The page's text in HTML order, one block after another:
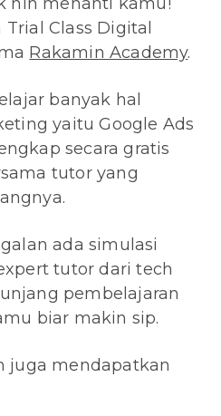
Class Digital
Rakamin Academy.
banyak hal
yaitu Google Ads
secara gratis
tutor yang
ada simulasi
tutor dari tech
pembelajaran
biar makin sip.
juga mendapatkan